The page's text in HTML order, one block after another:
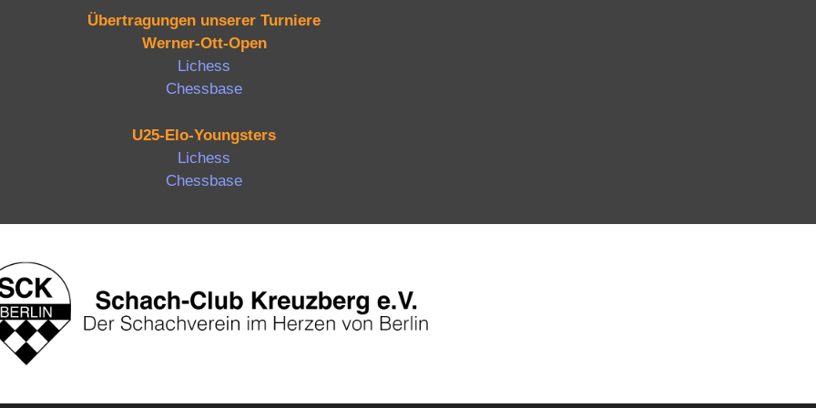
Übertragungen unserer Turniere
Werner-Ott-Open
Lichess
Chessbase
U25-Elo-Youngsters
Lichess
Chessbase